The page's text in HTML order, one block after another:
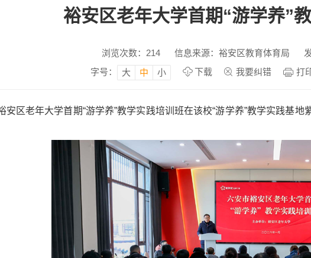
裕安区老年大学首期“游学养”
浏览次数： 214 信息来源：裕安区教育体育局
字号：
大 中 小 下载 我要纠错 打
安区老年大学首期“游学养”教学实践培训班在该校“游学养”教学实践基